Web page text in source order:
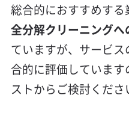
保証付き アフターフォロー
エコ洗剤使用
アレルギー対
利便性・サービス (12)
総合的におすすめする
全分解クリーニングへ
ていますが、サービ
合的に評価していま
ストからご検討くださ